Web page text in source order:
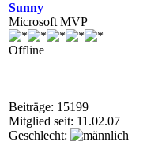
Sunny
Microsoft MVP
Offline
Beiträge: 15199
Mitglied seit: 11.02.07
Geschlecht: